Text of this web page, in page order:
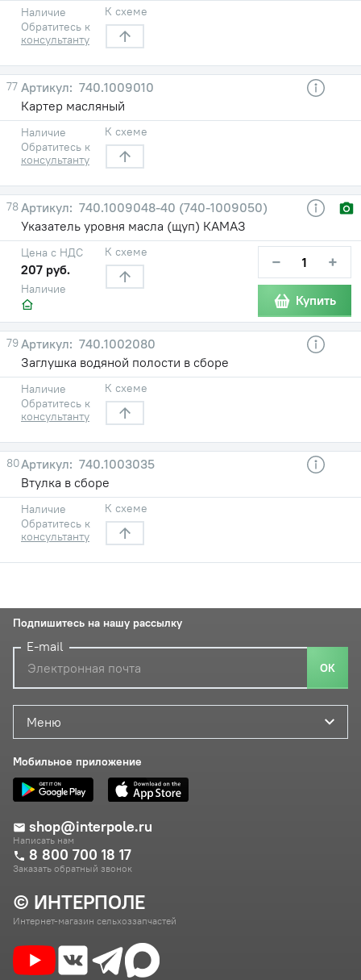
Наличие
Обратитесь к
консультанту
К схеме
77
740.1009010
Картер масляный
Наличие
Обратитесь к
консультанту
К схеме
78
740.1009048-40 (740-1009050)
Указатель уровня масла (щуп) КАМАЗ
Наличие
Цена с НДС
207 руб.
К схеме − +
Купить
79
740.1002080
Заглушка водяной полости в сборе
Наличие
Обратитесь к
консультанту
К схеме
80
740.1003035
Втулка в сборе
Наличие
Обратитесь к
консультанту
К схеме
© ИНТЕРПОЛЕ
Интернет-магазин сельхоззапчастей
Меню
Мобильное приложение
shop@interpole.ru
Написать нам
8 800 700 18 17
Заказать обратный звонок
Подпишитесь на нашу рассылку
E-mail
ОК